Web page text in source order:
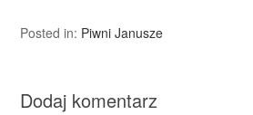
Posted in: Piwni Janusze
Dodaj komentarz